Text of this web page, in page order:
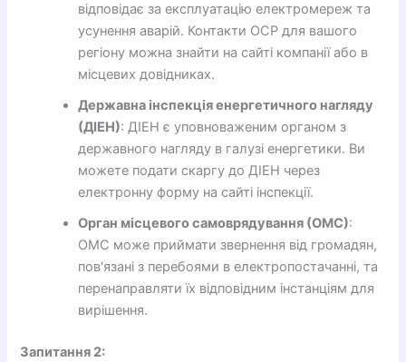
відповідає за експлуатацію електромереж та
усунення аварій. Контакти ОСР для вашого
регіону можна знайти на сайті компанії або в
місцевих довідниках.
Державна інспекція енергетичного нагляду
(ДІЕН): ДІЕН є уповноваженим органом з
державного нагляду в галузі енергетики. Ви
можете подати скаргу до ДІЕН через
електронну форму на сайті інспекції.
Орган місцевого самоврядування (ОМС):
ОМС може приймати звернення від громадян,
пов'язані з перебоями в електропостачанні, та
перенаправляти їх відповідним інстанціям для
вирішення.
Запитання 2: